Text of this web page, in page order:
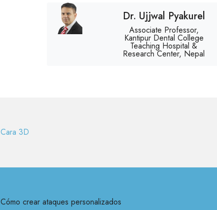
Dr. Ujjwal Pyakurel
Associate Professor,
Kantipur Dental College
Teaching Hospital &
Research Center, Nepal
Cara 3D
Cómo crear ataques personalizados